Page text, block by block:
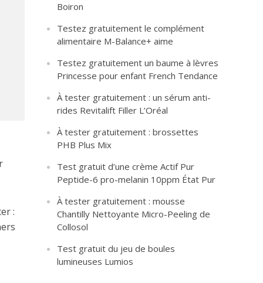
:
Boiron
Testez gratuitement le complément
alimentaire M-Balance+ aime
Testez gratuitement un baume à lèvres
Princesse pour enfant French Tendance
À tester gratuitement : un sérum anti-
rides Revitalift Filler L’Oréal
À tester gratuitement : brossettes
PHB Plus Mix
Test gratuit d’une crème Actif Pur
Peptide-6 pro-melanin 10ppm État Pur
À tester gratuitement : mousse
Chantilly Nettoyante Micro-Peeling de
Collosol
Test gratuit du jeu de boules
lumineuses Lumios